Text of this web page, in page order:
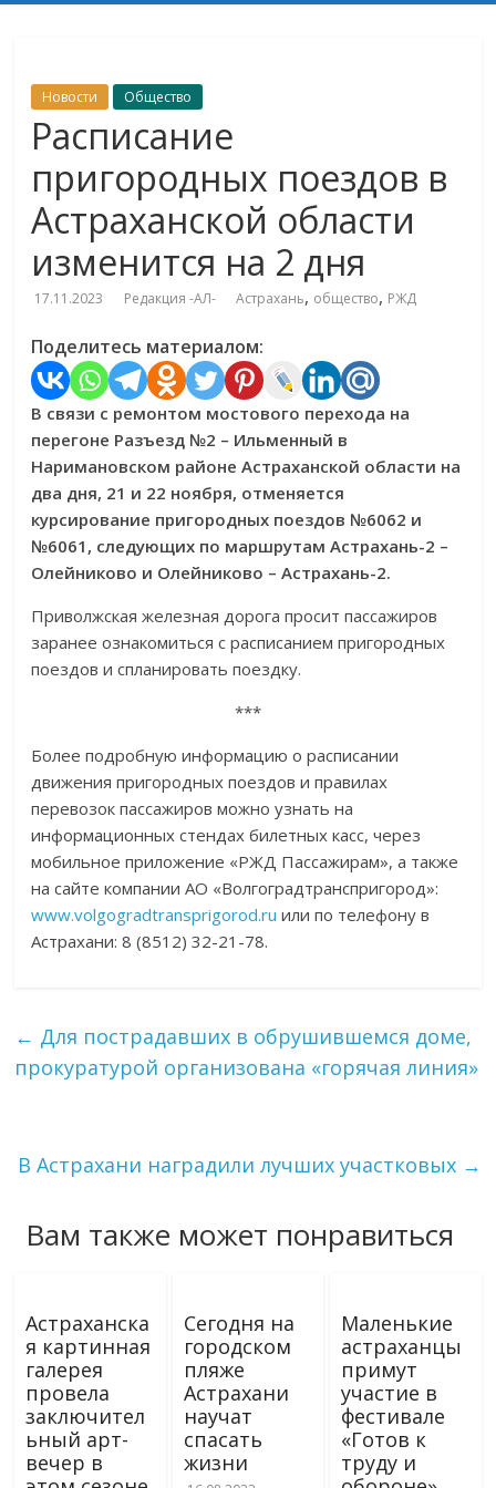
Новости Общество
Расписание
пригородных поездов в
Астраханской области
изменится на 2 дня
17.11.2023 Редакция -АЛ- Астрахань, общество, РЖД
Поделитесь материалом:
В связи с ремонтом мостового перехода на
перегоне Разъезд №2 – Ильменный в
Наримановском районе Астраханской области на
два дня, 21 и 22 ноября, отменяется
курсирование пригородных поездов №6062 и
№6061, следующих по маршрутам Астрахань-2 –
Олейниково и Олейниково – Астрахань-2.
Приволжская железная дорога просит пассажиров
заранее ознакомиться с расписанием пригородных
поездов и спланировать поездку.
***
Более подробную информацию о расписании
движения пригородных поездов и правилах
перевозок пассажиров можно узнать на
информационных стендах билетных касс, через
мобильное приложение «РЖД Пассажирам», а также
на сайте компании АО «Волгоградтранспригород»:
www.volgogradtransprigorod.ru или по телефону в
Астрахани: 8 (8512) 32-21-78.
← Для пострадавших в обрушившемся доме,
прокуратурой организована «горячая линия»
В Астрахани наградили лучших участковых →
Вам также может понравиться
Астраханска
я картинная
галерея
провела
заключител
ьный арт-
вечер в
Сегодня на
городском
пляже
Астрахани
научат
спасать
жизни
Маленькие
астраханцы
примут
участие в
фестивале
«Готов к
труду и